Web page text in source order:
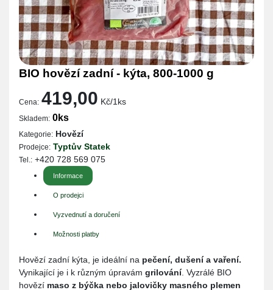
BIO hovězí zadní - kýta, 800-1000 g
Cena: 419,00 Kč/1ks
Skladem: 0ks
Kategorie: Hovězí
Prodejce: Typtův Statek
Tel.: +420 728 569 075
Informace
O prodejci
Vyzvednutí a doručení
Možnosti platby
Hovězí zadní kýta, je ideální na pečení, dušení a vaření.
Vynikající je i k různým úpravám grilování. Vyzrálé BIO
hovězí maso z býčka nebo jalovičky masného plemen